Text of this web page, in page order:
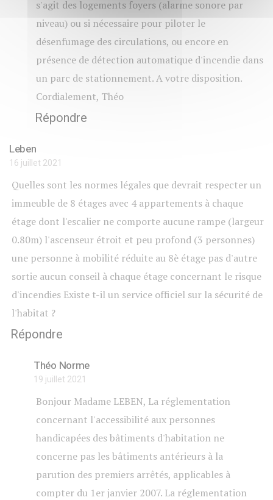
s'agit des logements foyers (alarme sonore par
niveau) ou si nécessaire pour piloter le
désenfumage des circulations, ou encore en
présence de détection automatique d'incendie dans
un parc de stationnement. A votre disposition.
Cordialement, Théo
Répondre
Leben
16 juillet 2021
Quelles sont les normes légales que devrait respecter un
immeuble de 8 étages avec 4 appartements à chaque
étage dont l'escalier ne comporte aucune rampe (largeur
0.80m) l'ascenseur étroit et peu profond (3 personnes)
une personne à mobilité réduite au 8è étage pas d'autre
sortie aucun conseil à chaque étage concernant le risque
d'incendies Existe t-il un service officiel sur la sécurité de
l'habitat ?
Répondre
Théo Norme
19 juillet 2021
Bonjour Madame LEBEN, La réglementation
concernant l'accessibilité aux personnes
handicapées des bâtiments d'habitation ne
concerne pas les bâtiments antérieurs à la
parution des premiers arrêtés, applicables à
compter du 1er janvier 2007. La réglementation